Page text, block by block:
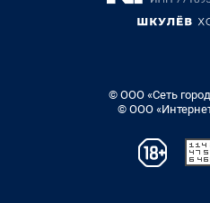
© ООО «Сеть
© ООО